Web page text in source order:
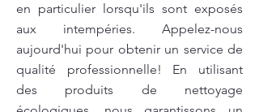
en particulier lorsqu'ils sont exposés
aux intempéries. Appelez-nous
aujourd'hui pour obtenir un service de
qualité professionnelle! En utilisant
des produits de nettoyage